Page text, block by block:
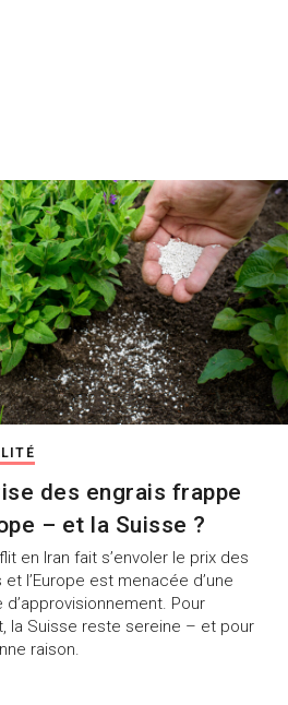
des engrais frappe
– et la Suisse ?
en Iran fait s’envoler le prix des
et l’Europe est menacée d’une
d’approvisionnement. Pour
la Suisse reste sereine – et pour
raison.